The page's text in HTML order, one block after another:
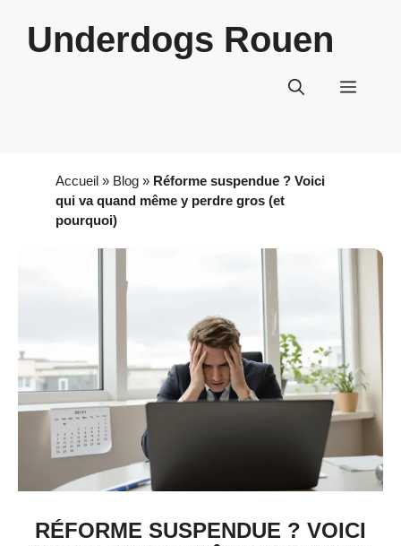
contenuUnderdogs Rouen
Menu
Accueil » Blog » Réforme suspendue ? Voici
qui va quand même y perdre gros (et
pourquoi)
RÉFORME SUSPENDUE ? VOICI